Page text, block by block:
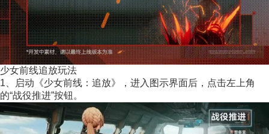
少女前线追放玩法
1、启动《少女前线：追放》，进入图示界面后，点击左上角
的“战役推进”按钮。